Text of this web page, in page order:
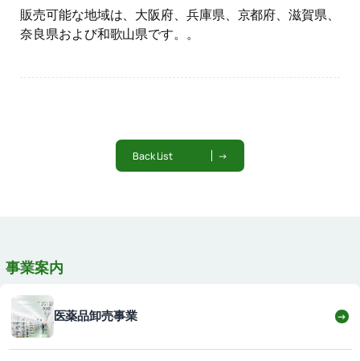
販売可能な地域は、大阪府、兵庫県、京都府、滋賀県、
奈良県および和歌山県です。。
Back List →
事業案内
医薬品卸売事業 →